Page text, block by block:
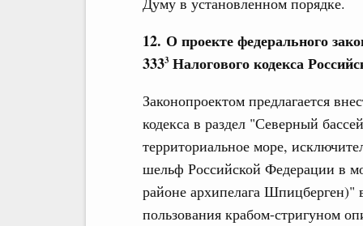
12. О проекте федерального
3333 Налогового кодекса
Законопроектом предлагается
кодекса в раздел "Северный
территориальное море,
шельф Российской Федерации в
районе архипелага Шпицберген)"
пользования крабом-стригуном